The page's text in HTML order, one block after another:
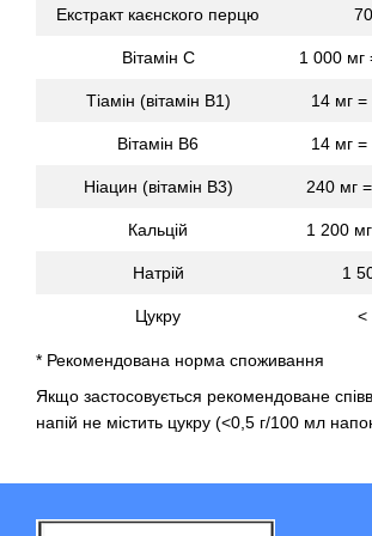
Екстракт каєнского перцю
Вітамін С 1 000 мг
Тіамін (вітамін В1) 14 мг =
Вітамін В6 14 мг =
Ніацин (вітамін В3) 240 мг
Кальцій 1 200
Натрій 1
Цукру <
* Рекомендована норма споживання
Якщо застосовується рекомендоване
напій не містить цукру (<0,5 г/100 мл